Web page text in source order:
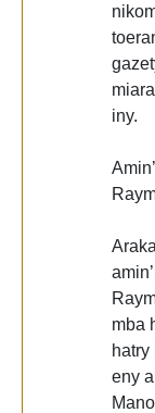
iny.
mba
eny